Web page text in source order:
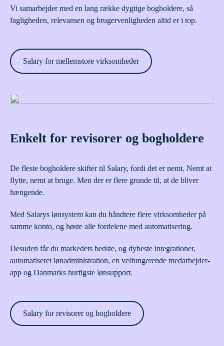
Vi samarbejder med en lang række dygtige bogholdere, så
fagligheden, relevansen og brugervenligheden altid er i top.
Salary for mellemstore virksomheder
Enkelt for revisorer og bogholdere
De fleste bogholdere skifter til Salary, fordi det er nemt. Nemt at
flytte, nemt at bruge. Men der er flere grunde til, at de bliver
hængende.
Med Salarys lønsystem kan du håndtere flere virksomheder på
samme konto, og høste alle fordelene med automatisering.
Desuden får du markedets bedste, og dybeste integrationer,
automatiseret lønadministration, en velfungerende medarbejder-
app og Danmarks hurtigste lønsupport.
Salary for revisorer og bogholdere